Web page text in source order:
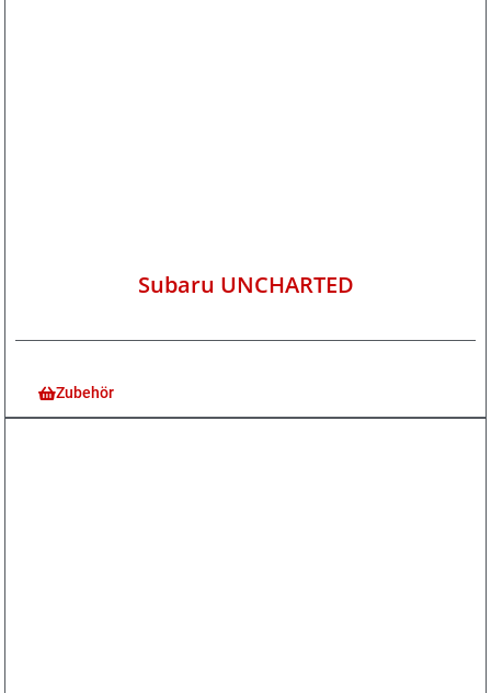
Subaru UNCHARTED
Zubehör